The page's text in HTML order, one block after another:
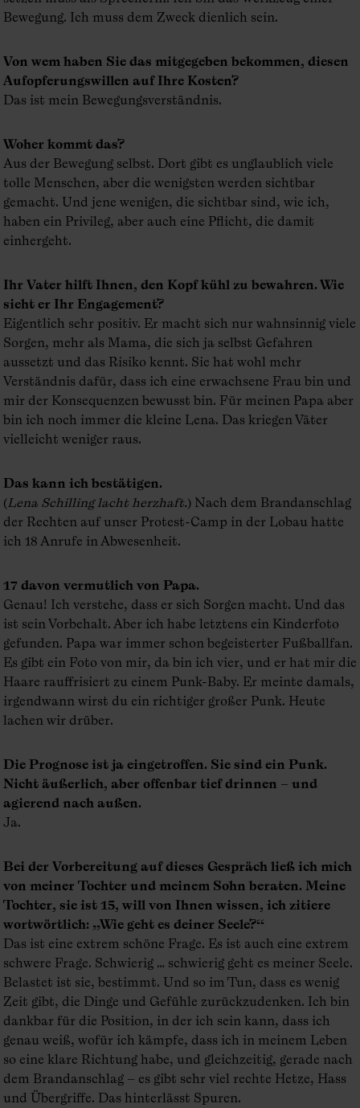
Bewegung. Ich muss dem Zweck dienlich sein.
Von wem haben Sie das mitgegeben bekommen, diesen
Aufopferungswillen auf Ihre Kosten?
Das ist mein Bewegungsverständnis.
Woher kommt das?
Aus der Bewegung selbst. Dort gibt es unglaublich viele
tolle Menschen, aber die wenigsten werden sichtbar
gemacht. Und jene wenigen, die sichtbar sind, wie ich,
haben ein Privileg, aber auch eine Pflicht, die damit
einhergeht.
Ihr Vater hilft Ihnen, den Kopf kühl zu bewahren. Wie
sieht er Ihr Engagement?
Eigentlich sehr positiv. Er macht sich nur wahnsinnig viele
Sorgen, mehr als Mama, die sich ja selbst Gefahren
aussetzt und das Risiko kennt. Sie hat wohl mehr
Verständnis dafür, dass ich eine erwachsene Frau bin und
mir der Konsequenzen bewusst bin. Für meinen Papa aber
bin ich noch immer die kleine Lena. Das kriegen Väter
vielleicht weniger raus.
Das kann ich bestätigen.
(Lena Schilling lacht herzhaft.) Nach dem Brandanschlag
der Rechten auf unser Protest-Camp in der Lobau hatte
ich 18 Anrufe in Abwesenheit.
17 davon vermutlich von Papa.
Genau! Ich verstehe, dass er sich Sorgen macht. Und das
ist sein Vorbehalt. Aber ich habe letztens ein Kinderfoto
gefunden. Papa war immer schon begeisterter Fußballfan.
Es gibt ein Foto von mir, da bin ich vier, und er hat mir die
Haare rauffrisiert zu einem Punk-Baby. Er meinte damals,
irgendwann wirst du ein richtiger großer Punk. Heute
lachen wir drüber.
Die Prognose ist ja eingetroffen. Sie sind ein Punk.
Nicht äußerlich, aber offenbar tief drinnen – und
agierend nach außen.
Ja.
Bei der Vorbereitung auf dieses Gespräch ließ ich mich
von meiner Tochter und meinem Sohn beraten. Meine
Tochter, sie ist 15, will von Ihnen wissen, ich zitiere
wortwörtlich: „Wie geht es deiner Seele?“
Das ist eine extrem schöne Frage. Es ist auch eine extrem
schwere Frage. Schwierig … schwierig geht es meiner Seele.
Belastet ist sie, bestimmt. Und so im Tun, dass es wenig
Zeit gibt, die Dinge und Gefühle zurückzudenken. Ich bin
dankbar für die Position, in der ich sein kann, dass ich
genau weiß, wofür ich kämpfe, dass ich in meinem Leben
so eine klare Richtung habe, und gleichzeitig, gerade nach
dem Brandanschlag – es gibt sehr viel rechte Hetze, Hass
und Übergriffe. Das hinterlässt Spuren.